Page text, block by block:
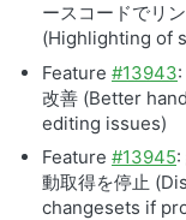
ースコードでリ
(Highlighting of
Feature #13943
改善 (Better
editing issues)
Feature #13945
動取得を停止
changesets if